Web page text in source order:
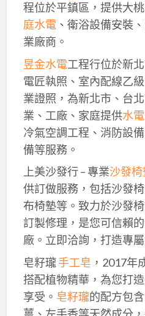
程位於平鎮區，提供大
庭水電、衛浴設備安裝
業廠商。
昱金水電工程行位於新
電匠執照、室內配線乙
業證照，為新北市、台
業、工廠、家庭提供水
冷氣空調工程、消防設
備等服務。
上美沙發行 – 專業沙發椅
供訂做服務，包括沙發
布椅墊等。致力於沙發
訂製修理，是您可信賴
廠。立即洽詢，打造專
皂籽瓏手工皂 ，2017年
搭配植物精華，為您打
享受。 皂籽瓏的配方包